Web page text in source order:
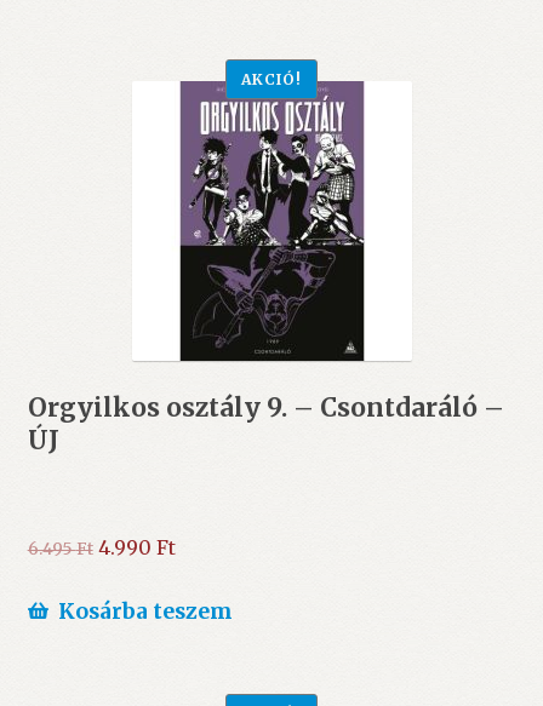
Orgyilkos osztály 9. – Csontdaráló –
ÚJ
AKCIÓ!
6.495Ft Original
was:
4.990 FtCurrent
is:
Kosárba teszem